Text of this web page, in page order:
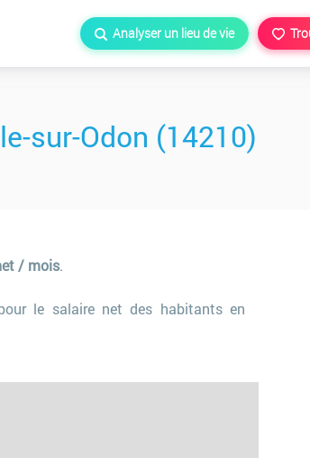
Analyser un lieu de vie
sur-Odon (14210)
/ mois.
le salaire net des habitants en